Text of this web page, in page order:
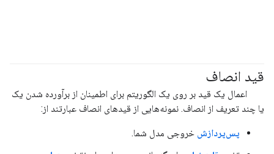
قید انصاف
#مسئولیت_پذیر
اعمال یک قید بر روی یک الگوریتم برای اطمینان از برآورده شدن یک
یا چند تعریف از انصاف. نمونه‌هایی از قیدهای انصاف عبارتند از:
پس‌پردازش خروجی مدل شما.